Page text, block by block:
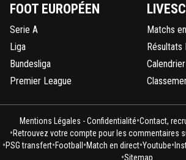
FOOT EUROPÉEN
Serie A
Liga
Bundesliga
Premier League
Matchs
Résultats
Mentions Légales - Confidentialité•Contact,
•Retrouvez votre compte pour les commentaires
•PSG transfert•Football•Match en direct•Youtube•
•Sitemap